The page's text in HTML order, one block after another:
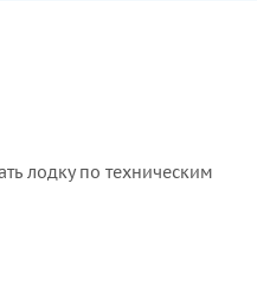
лодку по техническим